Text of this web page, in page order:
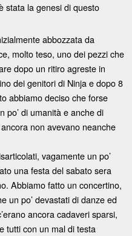
stata la genesi di questo
abbozzata da
molto teso, uno dei pezzi che
dopo un ritiro agreste in
dei genitori di Ninja e dopo 8
abbiamo deciso che forse
po’ di umanità e anche di
non avevano neanche
vagamente un po’
una festa del sabato sera
Abbiamo fatto un concertino,
un po’ devastati di danze ed
ancora cadaveri sparsi,
tutti con un mal di testa